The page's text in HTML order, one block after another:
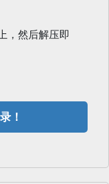
，然后解压即
！